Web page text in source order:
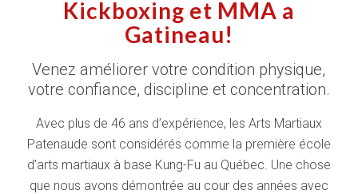
Kickboxing et MMA a
Gatineau!
Venez améliorer votre condition physique,
votre confiance, discipline et concentration.
Avec plus de 46 ans d’expérience, les Arts Martiaux
Patenaude sont considérés comme la première école
d’arts martiaux à base Kung-Fu au Québec. Une chose
que nous avons démontrée au cour des années avec